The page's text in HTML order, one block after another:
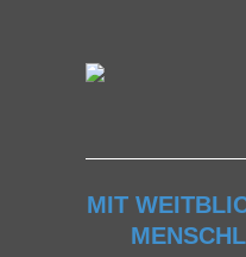
U
L
E
MIT